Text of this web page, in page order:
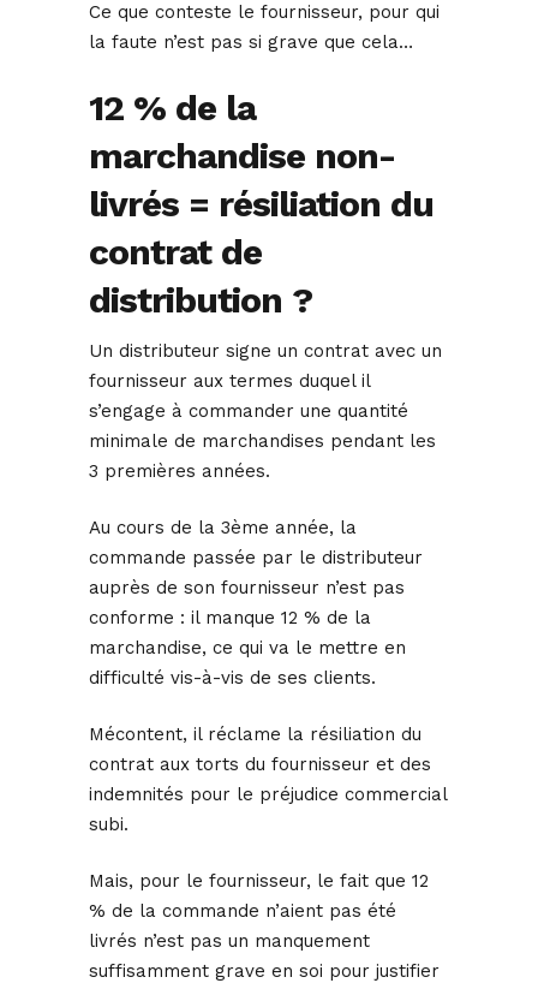
Ce que conteste le fournisseur, pour qui
la faute n’est pas si grave que cela…
12 % de la
marchandise non-
livrés = résiliation du
contrat de
distribution ?
Un distributeur signe un contrat avec un
fournisseur aux termes duquel il
s’engage à commander une quantité
minimale de marchandises pendant les
3 premières années.
Au cours de la 3ème année, la
commande passée par le distributeur
auprès de son fournisseur n’est pas
conforme : il manque 12 % de la
marchandise, ce qui va le mettre en
difficulté vis-à-vis de ses clients.
Mécontent, il réclame la résiliation du
contrat aux torts du fournisseur et des
indemnités pour le préjudice commercial
subi.
Mais, pour le fournisseur, le fait que 12
% de la commande n’aient pas été
livrés n’est pas un manquement
suffisamment grave en soi pour justifier